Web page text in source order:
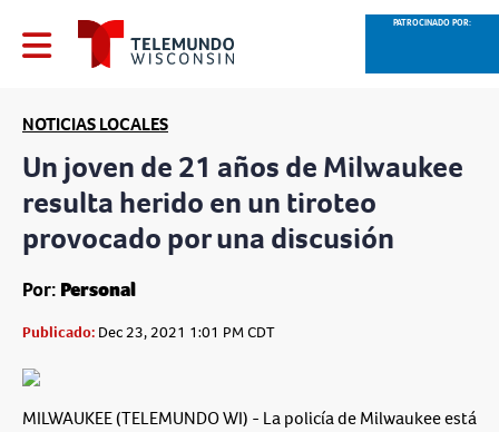
PATROCINADO POR:
NOTICIAS LOCALES
Un joven de 21 años de Milwaukee
resulta herido en un tiroteo
provocado por una discusión
Por: Personal
Publicado: Dec 23, 2021 1:01 PM CDT
MILWAUKEE (TELEMUNDO WI) - La policía de Milwaukee está